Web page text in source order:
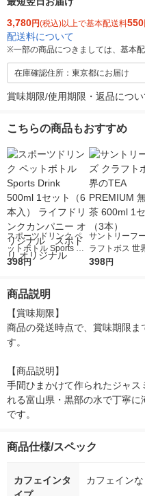
3,780円(税込)以上で基本配送料550
配送料について
※一部の商品につきましては、基本
在庫確認住所：東京都にお届け
賞味期限/使用期限・返品につい
こちらの商品もおすすめ
スポーツドリンク ペ
ットボトル Sports Dri
nk 500ml 1セット（6
ナル スポドリ オリ
ジナル
398円
サントリーフ
ラフトボス 世
A PREMIUM 無
398円
商品説明
【賞味期限】
商品の発送時点で、賞味期限ま
す。
【商品説明】
手間ひまかけて作られたジャ
れる富山県・黒部の水で丁寧
です。
商品仕様/スペック
カフェインタ
カフェインな